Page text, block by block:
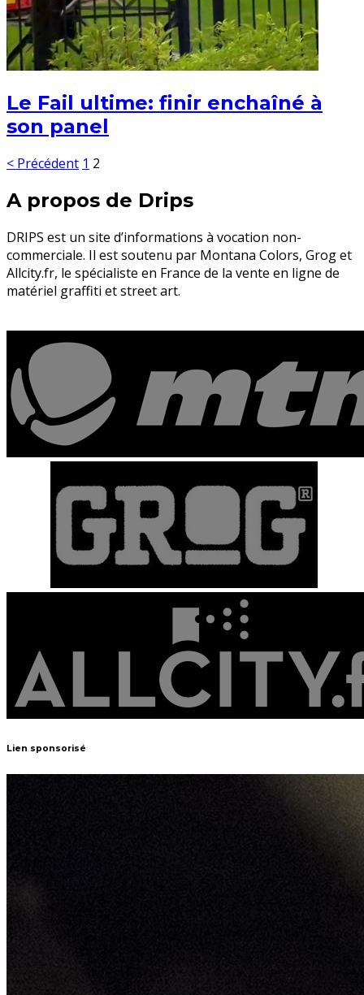
Le Fail ultime: finir enchaîné à
son panel
< Précédent 1 2
A propos de Drips
DRIPS est un site d’informations à vocation non-
commerciale. Il est soutenu par Montana Colors, Grog et
Allcity.fr, le spécialiste en France de la vente en ligne de
matériel graffiti et street art.
Lien sponsorisé